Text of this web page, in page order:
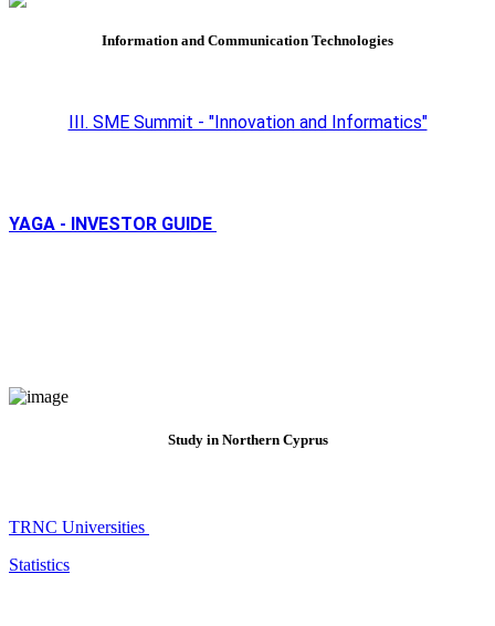
Information and Communication Technologies
III. SME Summit - "Innovation and Informatics"
YAGA - INVESTOR GUIDE
Study in Northern Cyprus
TRNC Universities
Statistics